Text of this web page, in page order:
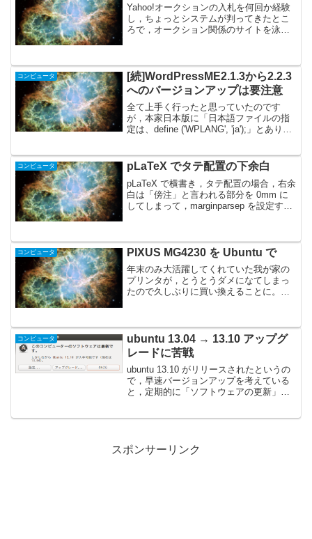
Yahoo!オークションの入札を何回か経験
し，ちょっとシステムが判ってきたとこ
ろで，オークション関係のサイトを泳い
出品と言う図式...
コンピュータ
[続]WordPressME2.1.3から2.2.3
へのバージョンアップは要注意
全て上手く行ったと思っていたのです
が，本家日本版に「日本語ファイルの指
定は、define ('WPLANG', 'ja');」とありま
define('WPLA...
コンピュータ pLaTeX でタテ配置の下余白
pLaTeX で横書き，タテ配置の場合，右余
白は「傍注」と言われる部分を 0mm に
してしまって，marginparsep を設定すれ
コンピュータ PIXUS MG4230 を Ubuntu で
年末のみ大活躍してくれていた我が家の
プリンタが，とうとうダメになてしまっ
たので久しぶりに買い換えることに。
ックなモデルCanon インクジェット複合
機 PIXUS ...
コンピュータ
ubuntu 13.04 → 13.10 アップグ
レードに苦戦
ubuntu 13.10 がリリースされたというの
で，早速バージョンアップを考えている
と，定期的に「ソフトウェアの更新」が
スポンサーリンク